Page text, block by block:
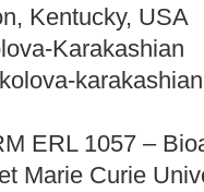
Kentucky, USA
Karakashian
ERL 1057 –
Marie Curie